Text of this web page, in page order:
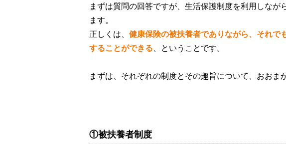
まずは質問の回答ですが、生活保護制度を利用しな
ます。
正しくは、 健康保険の被扶養者でありながら、それで
することができる 、ということです。
まずは、それぞれの制度とその趣旨について、おおま
①被扶養者制度